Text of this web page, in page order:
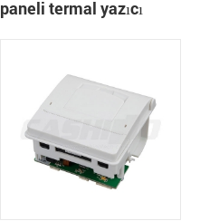
paneli termal yazıcı